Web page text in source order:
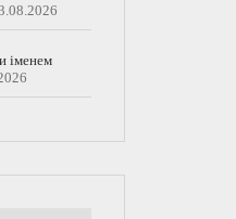
іменем